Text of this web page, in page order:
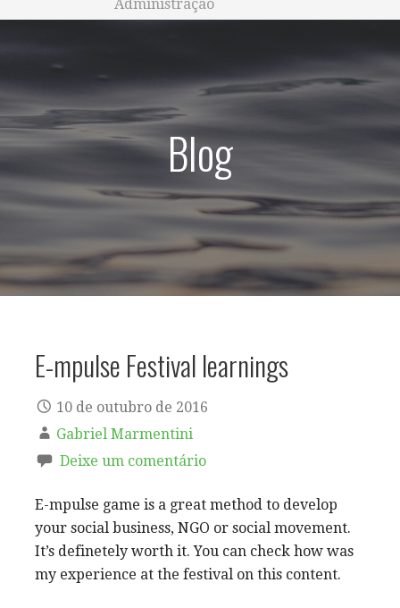
Administração
Blog
E-mpulse Festival learnings
10 de outubro de 2016
Gabriel Marmentini
Deixe um comentário
E-mpulse game is a great method to develop
your social business, NGO or social movement.
It’s definetely worth it. You can check how was
my experience at the festival on this content.